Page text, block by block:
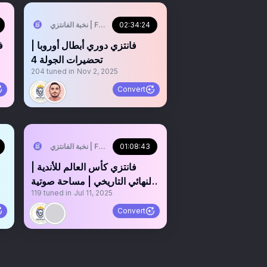
نخبة الفانتزي | FPL Elite02:34:24
‏‏فانتزي دوري أبطال أوروبا |
تحضيرات الجولة 4
204 tuned in Nov 2, 2025
Convert
نخبة الفانتزي | FPL Elite01:08:43
‏‏فانتزي كأس العالم للأندية |
النهائي التاريخي | مساحة صوتية
مسجلة 🔴
119 tuned in Jul 11, 2025
Convert